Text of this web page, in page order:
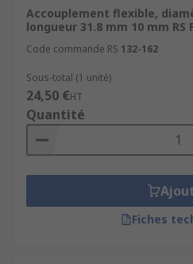
Accouplement flexible,
longueur 31.8 mm 10 mm RS
Code commande RS 132-162
Sous-total (1 unité)
24,50 €HT
Quantité
Fiches